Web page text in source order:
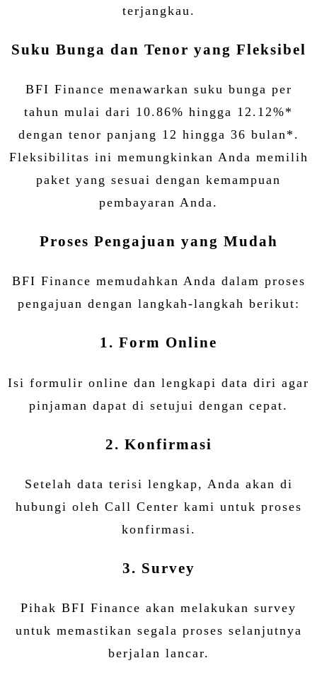
terjangkau.
Suku Bunga dan Tenor yang Fleksibel
BFI Finance menawarkan suku bunga per
tahun mulai dari 10.86% hingga 12.12%*
dengan tenor panjang 12 hingga 36 bulan*.
Fleksibilitas ini memungkinkan Anda memilih
paket yang sesuai dengan kemampuan
pembayaran Anda.
Proses Pengajuan yang Mudah
BFI Finance memudahkan Anda dalam proses
pengajuan dengan langkah-langkah berikut:
1. Form Online
Isi formulir online dan lengkapi data diri agar
pinjaman dapat di setujui dengan cepat.
2. Konfirmasi
Setelah data terisi lengkap, Anda akan di
hubungi oleh Call Center kami untuk proses
konfirmasi.
3. Survey
Pihak BFI Finance akan melakukan survey
untuk memastikan segala proses selanjutnya
berjalan lancar.